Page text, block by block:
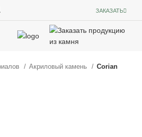
ЗАКАЗАТЬ
Акриловый камень Corian